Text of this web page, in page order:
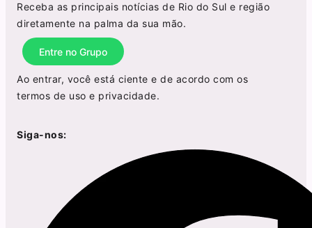
Receba as principais notícias de Rio do Sul e região
diretamente na palma da sua mão.
Entre no Grupo
Ao entrar, você está ciente e de acordo com os
termos de uso e privacidade.
Siga-nos: